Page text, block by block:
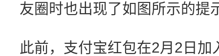
友圈时也出现了如图所示的提
此前，支付宝红包在2月2日